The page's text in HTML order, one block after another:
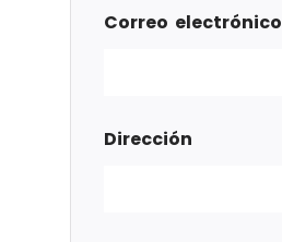
Correo electrónico
Dirección